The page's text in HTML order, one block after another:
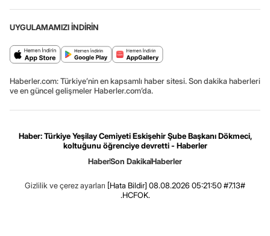
UYGULAMAMIZI İNDİRİN
Haberler.com: Türkiye’nin en kapsamlı haber sitesi. Son dakika haberleri
ve en güncel gelişmeler Haberler.com’da.
Haber: Türkiye Yeşilay Cemiyeti Eskişehir Şube Başkanı Dökmeci,
koltuğunu öğrenciye devretti - Haberler
HaberSon DakikaHaberler
Gizlilik ve çerez ayarları [Hata Bildir] 08.08.2026 05:21:50 #7.13#
.HCFOK.